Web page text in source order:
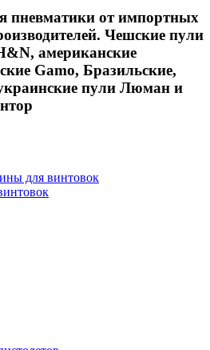
пневматики от импортных
Чешские пули
американские
Gamo, Бразильские,
пули Люман и
для винтовок